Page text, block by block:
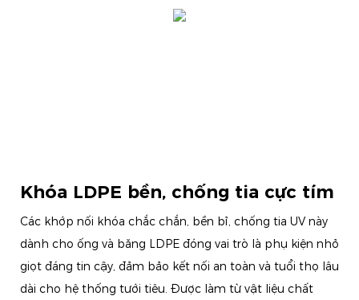
Khóa LDPE bền, chống tia cực tím
Các khớp nối khóa chắc chắn, bền bỉ, chống tia UV này
dành cho ống và băng LDPE đóng vai trò là phụ kiện nhỏ
giọt đáng tin cậy, đảm bảo kết nối an toàn và tuổi thọ lâu
dài cho hệ thống tưới tiêu. Được làm từ vật liệu chất